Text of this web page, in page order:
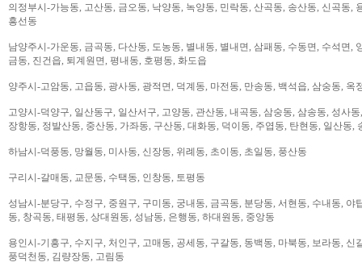
의정부시-가능동, 고산동, 금오동, 낙양동, 녹양동, 민락동, 산곡동, 송산동, 신곡동,
흥선동
남양주시-가운동, 금곡동, 다산동, 도농동, 별내동, 별내면, 삼패동, 수동면, 수석면,
금동, 진건읍, 퇴계원면, 평내동, 호평동, 화도읍
양주시-고암동, 고읍동, 광사동, 광적면, 덕계동, 마전동, 만송동, 백석읍, 삼숭동, 옥
고양시-덕양구, 일산동구, 일산서구, 고양동, 관산동, 내곡동, 삼숭동, 삼송동, 성사
장항동, 정발산동, 중산동, 가좌동, 구산동, 대화동, 덕이동, 주엽동, 탄현동, 일산동,
하남시-덕풍동, 망월동, 미사동, 신장동, 위례동, 초이동, 초일동, 풍산동
구리시-갈매동, 교문동, 수택동, 인창동, 토평동
성남시-분당구, 수정구, 중원구, 구미동, 궁내동, 금곡동, 분당동, 서현동, 수내동,
동, 창곡동, 태평동, 상대원동, 성남동, 은행동, 하대원동, 중앙동
용인시-기흥구, 수지구, 처인구, 고매동, 공세동, 구갈동, 동백동, 마북동, 보라동,
풍덕천동, 김량장동, 고림동